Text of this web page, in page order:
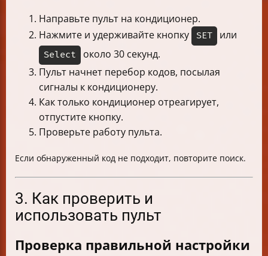
Направьте пульт на кондиционер.
Нажмите и удерживайте кнопку
SET или
Select
около 30 секунд.
Пульт начнет перебор кодов, посылая
сигналы к кондиционеру.
Как только кондиционер отреагирует,
отпустите кнопку.
Проверьте работу пульта.
Если обнаруженный код не подходит, повторите поиск.
3. Как проверить и
использовать пульт
Проверка правильной настройки